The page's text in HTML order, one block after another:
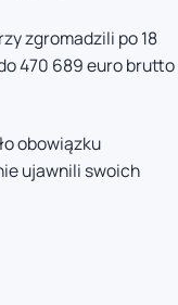
zgromadzili po 18
470 689 euro brutto
obowiązku
ujawnili swoich